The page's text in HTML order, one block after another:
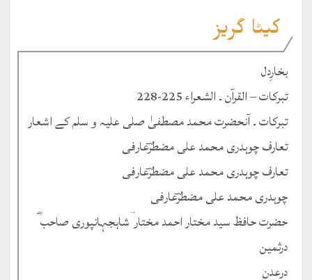
کیٹا گریز
بخارِدل
تبرکات – القرآن ۔ الشعراء 225-228
تبرکات ۔ آنحضرت محمد مصطفیٰ صلی علیہ و سلم کے اشعار
تعارف چوہدری محمد علی مضطرؔعارفی
تعارف چوہدری محمد علی مضطرؔعارفی
چوہدری محمد علی مضطرؔعارفی
حضرت حافظ سید مختار احمد مختار ؔشاہجہانپوری صاحب ؓ
درثمین
درعدن